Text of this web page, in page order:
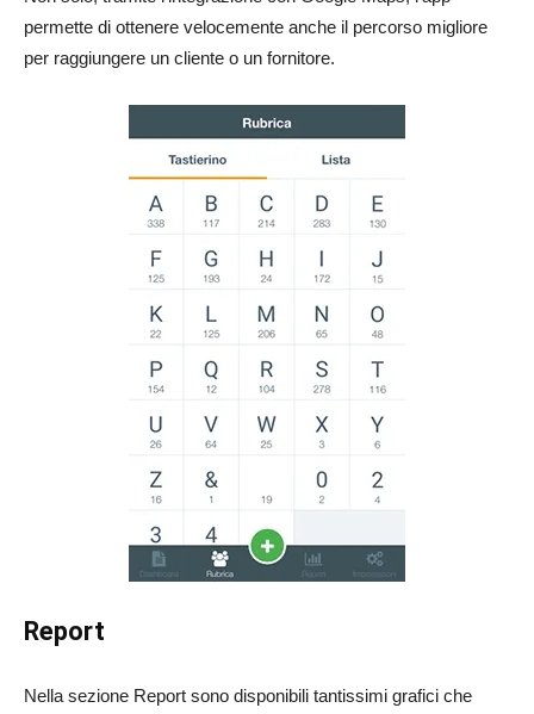
permette di ottenere velocemente anche il percorso migliore
per raggiungere un cliente o un fornitore.
Report
Nella sezione Report sono disponibili tantissimi grafici che